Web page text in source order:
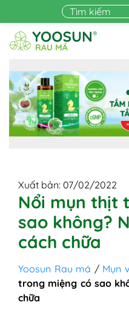
Skip to main content
Xuất bản: 07/02/2022
Nổi mụn thịt
sao không?
cách chữa
Yoosun Rau má / Mụn
trong miệng có sao
chữa